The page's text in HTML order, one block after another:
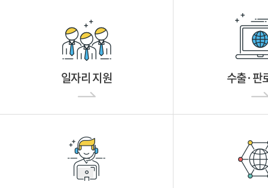
일자리 지원 수출·판